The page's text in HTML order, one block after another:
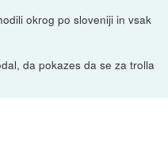
okrog po sloveniji in vsak
da pokazes da se za trolla